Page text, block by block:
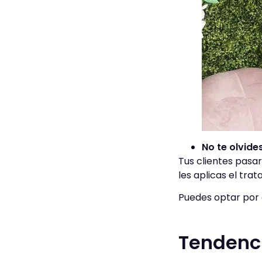
No te
Tus clientes
les aplicas el
Puedes optar